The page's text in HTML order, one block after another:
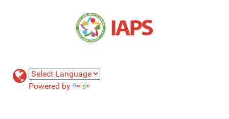
Powered by